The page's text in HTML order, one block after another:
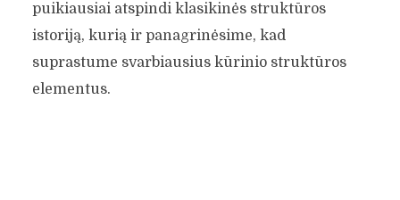
puikiausiai atspindi klasikinės struktūros
istoriją, kurią ir panagrinėsime, kad
suprastume svarbiausius kūrinio struktūros
elementus.